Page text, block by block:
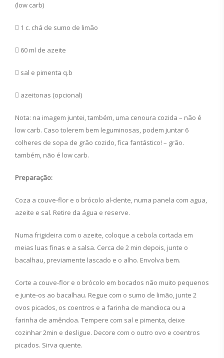
(low carb)
 1 c. chá de sumo de limão
 60 ml de azeite
 sal e pimenta q.b
 azeitonas (opcional)
Nota: na imagem juntei, também, uma cenoura cozida – não é
low carb. Caso tolerem bem leguminosas, podem juntar 6
colheres de sopa de grão cozido, fica fantástico! – grão.
também, não é low carb.
Preparação:
Coza a couve-flor e o brócolo al-dente, numa panela com agua,
azeite e sal. Retire da água e reserve.
Numa frigideira com o azeite, coloque a cebola cortada em
meias luas finas e a salsa. Cerca de 2 min depois, junte o
bacalhau, previamente lascado e o alho. Envolva bem.
Corte a couve-flor e o brócolo em bocados não muito pequenos
e junte-os ao bacalhau. Regue com o sumo de limão, junte 2
ovos picados, os coentros e a farinha de mandioca ou a
farinha de amêndoa. Tempere com sal e pimenta, deixe
cozinhar 2min e desligue. Decore com o outro ovo e coentros
picados. Sirva quente.